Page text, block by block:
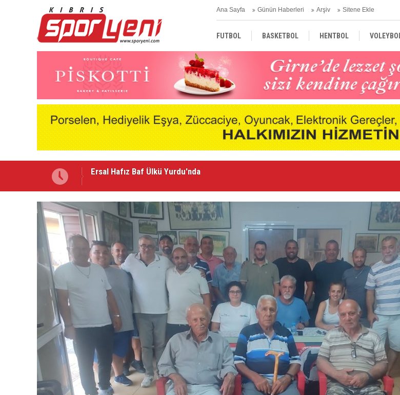
Ana Sayfa Günün Haberleri Arşiv Sitene Ekle
FUTBOL BASKETBOL HENTBOL
TÜRKİYE AVRUPA DÜNYA
Kulüpler Birliği'nde Redif Nurel dönemi